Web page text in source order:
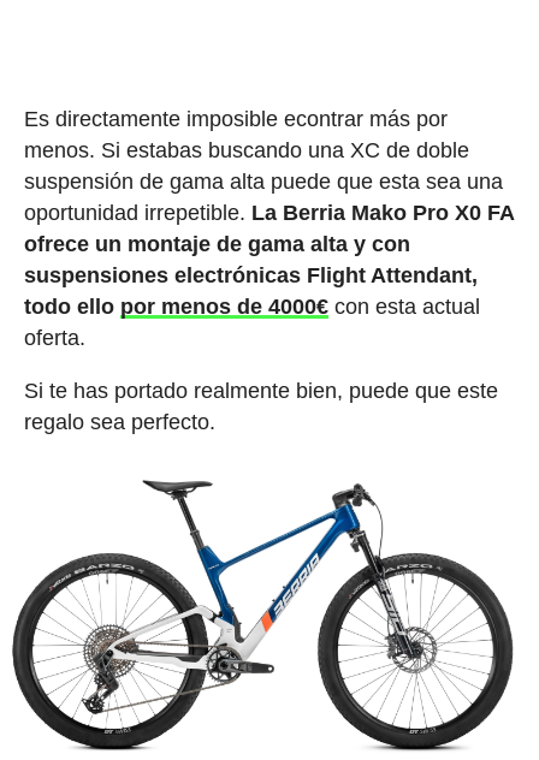
Es directamente imposible econtrar más por
menos. Si estabas buscando una XC de doble
suspensión de gama alta puede que esta sea una
oportunidad irrepetible. La Berria Mako Pro X0 FA
ofrece un montaje de gama alta y con
suspensiones electrónicas Flight Attendant,
todo ello por menos de 4000€ con esta actual
oferta.
Si te has portado realmente bien, puede que este
regalo sea perfecto.